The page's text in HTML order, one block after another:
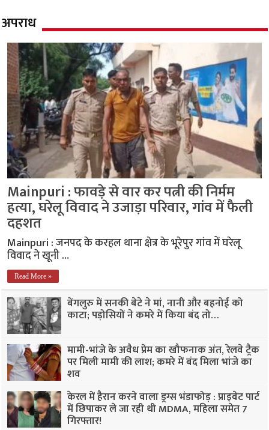
अपराध
Mainpuri : फावड़े से वार कर पत्नी की निर्मम
हत्या, घरेलू विवाद ने उजाड़ा परिवार, गांव में फैली
दहशत
Mainpuri : जनपद के करहल थाना क्षेत्र के भूरेपुर गांव में घरेलू
विवाद ने खूनी …
Read More »
बेंगलुरु में सनकी बेटे ने मां, नानी और बहनोई को
काटा; पड़ोसियों ने कमरे में किया बंद तो…
मामी-भांजे के अवैध प्रेम का खौफनाक अंत, रेलवे ट्रैक
पर मिली मामी की लाश; कमरे में बंद मिला भांजे का
शव
केरल में हैरान करने वाला ड्रग्स भंडाफोड़ : प्राइवेट पार्ट
में छिपाकर ले जा रही थी MDMA, महिला समेत 7
गिरफ्तार!